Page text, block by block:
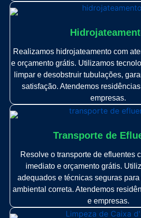
Realizamos hidrojateamento com
e orçamento grátis. Utilizamos
limpar e desobstruir tubulações,
satisfação. Atendemos
empresas.
Transporte de
Resolve o transporte de efluentes
imediato e orçamento grátis.
adequados e técnicas seguras
ambiental correta. Atendemos
e empresas.